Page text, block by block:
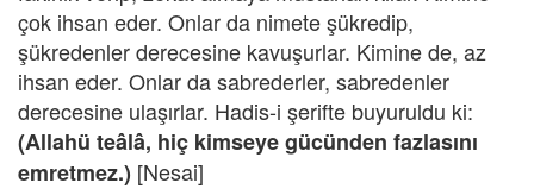
çok ihsan eder. Onlar da nimete şükredip,
şükredenler derecesine kavuşurlar. Kimine de, az
ihsan eder. Onlar da sabrederler, sabredenler
derecesine ulaşırlar. Hadis-i şerifte buyuruldu ki:
(Allahü teâlâ, hiç kimseye gücünden fazlasını
emretmez.) [Nesai]